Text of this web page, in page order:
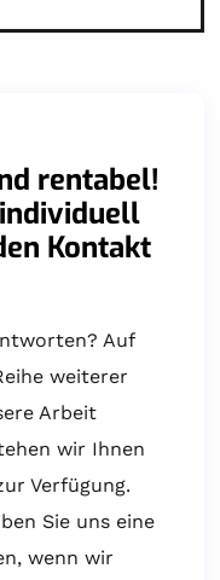
rentabel!
Kontakt
Auf
weiterer
Arbeit
wir Ihnen
Verfügung.
Sie uns eine
wenn wir